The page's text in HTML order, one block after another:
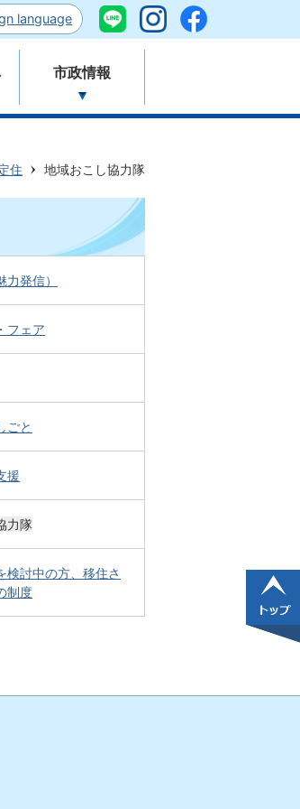
language
市政情報
住 地域おこし協力隊
発信）
フェア
ごと
援
力隊
検討中の方、移住さ
制度